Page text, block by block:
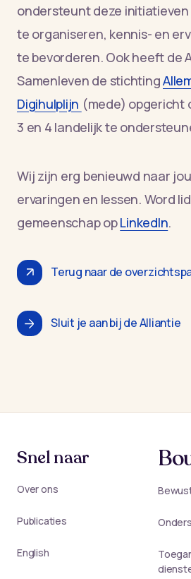
ondersteunt deze
te organiseren, kennis- en
te bevorderen. Ook heeft de
Samenleven de stichting
Digihulplijn (mede) opgericht
3 en 4 landelijk te
Wij zijn erg benieuwd naar
ervaringen en lessen. Word
gemeenschap opLinkedIn.
Terug naar de
Sluit je aan bij de Alliantie
Snel naar
Over ons
Publicaties
English